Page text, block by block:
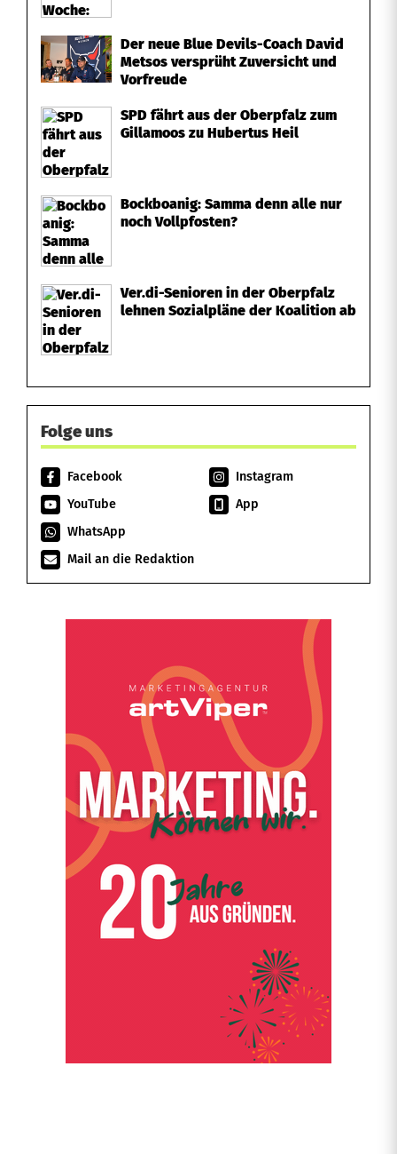
Der neue Blue Devils-Coach David
Metsos versprüht Zuversicht und
Vorfreude
SPD fährt aus der Oberpfalz zum
Gillamoos zu Hubertus Heil
Bockboanig: Samma denn alle nur
noch Vollpfosten?
Ver.di-Senioren in der Oberpfalz
lehnen Sozialpläne der Koalition ab
Folge uns
Facebook
Instagram
YouTube
App
WhatsApp
Mail an die Redaktion